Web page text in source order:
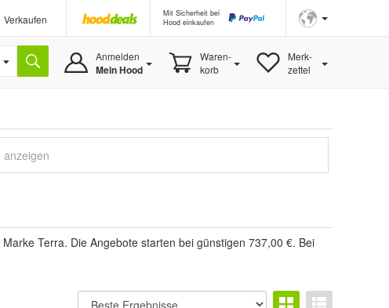
Verkaufen
Mit Sicherheit bei
Hood einkaufen
Anmelden
Mein Hood
Waren-
korb
Merk-
zettel
anzeigen
Terra. Die Angebote starten bei günstigen 737,00 €. Bei